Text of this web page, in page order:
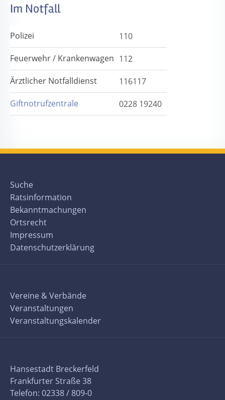
Im Notfall
Polizei
110
Feuerwehr / Krankenwagen 112
Ärztlicher Notfalldienst
116117
Giftnotrufzentrale
0228 19240
Suche
Ratsinformation
Bekanntmachungen
Ortsrecht
Impressum
Datenschutzerklärung
Vereine & Verbände
Veranstaltungen
Veranstaltungskalender
Hansestadt Breckerfeld
Frankfurter Straße 38
Telefon: 02338 / 809-0